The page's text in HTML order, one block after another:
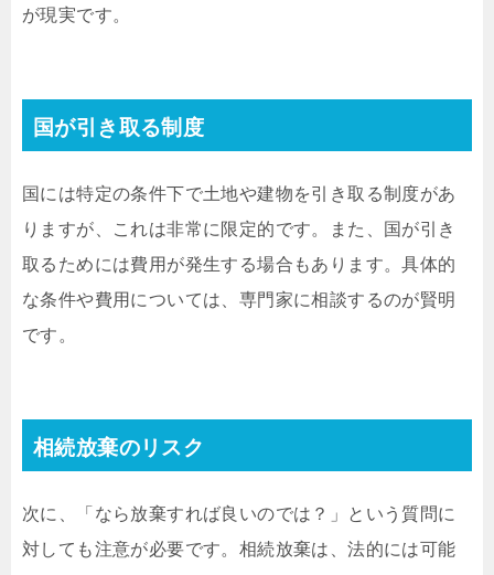
が現実です。
国が引き取る制度
国には特定の条件下で土地や建物を引き取る制度があ
りますが、これは非常に限定的です。また、国が引き
取るためには費用が発生する場合もあります。具体的
な条件や費用については、専門家に相談するのが賢明
です。
相続放棄のリスク
次に、「なら放棄すれば良いのでは？」という質問に
対しても注意が必要です。相続放棄は、法的には可能